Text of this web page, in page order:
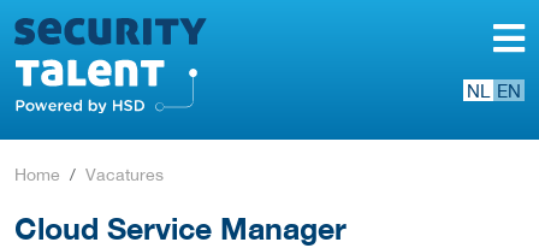
NL EN
Home Vacatures
Cloud Service Manager